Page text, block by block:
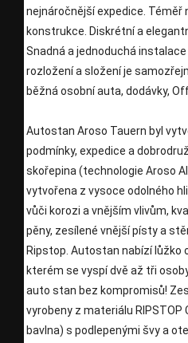
nejnáročnější expedice. Téměř
konstrukce. Diskrétní a
Snadná a jednoduchá
rozložení a složení je
běžná osobní auta, dodávky,
Autostan Aroso Tauern byl
podmínky, expedice a
skořepina (technologie Aroso
vytvořena z vysoce odolného
vůči korozi a vnějším vlivům,
pěny, zesílené vnější písty a
Ripstop. Autostan nabízí lůžko
kterém se vyspí dvě až tři
auto stan bez kompromisů!
vyrobeny z materiálu RIPSTOP
bavlna) s podlepenými švy a